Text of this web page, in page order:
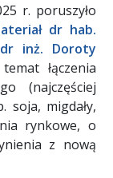
r. poruszyło
dr hab.
inż. Doroty
łączenia
(najczęściej
soja, migdały,
rynkowe, o
z nową